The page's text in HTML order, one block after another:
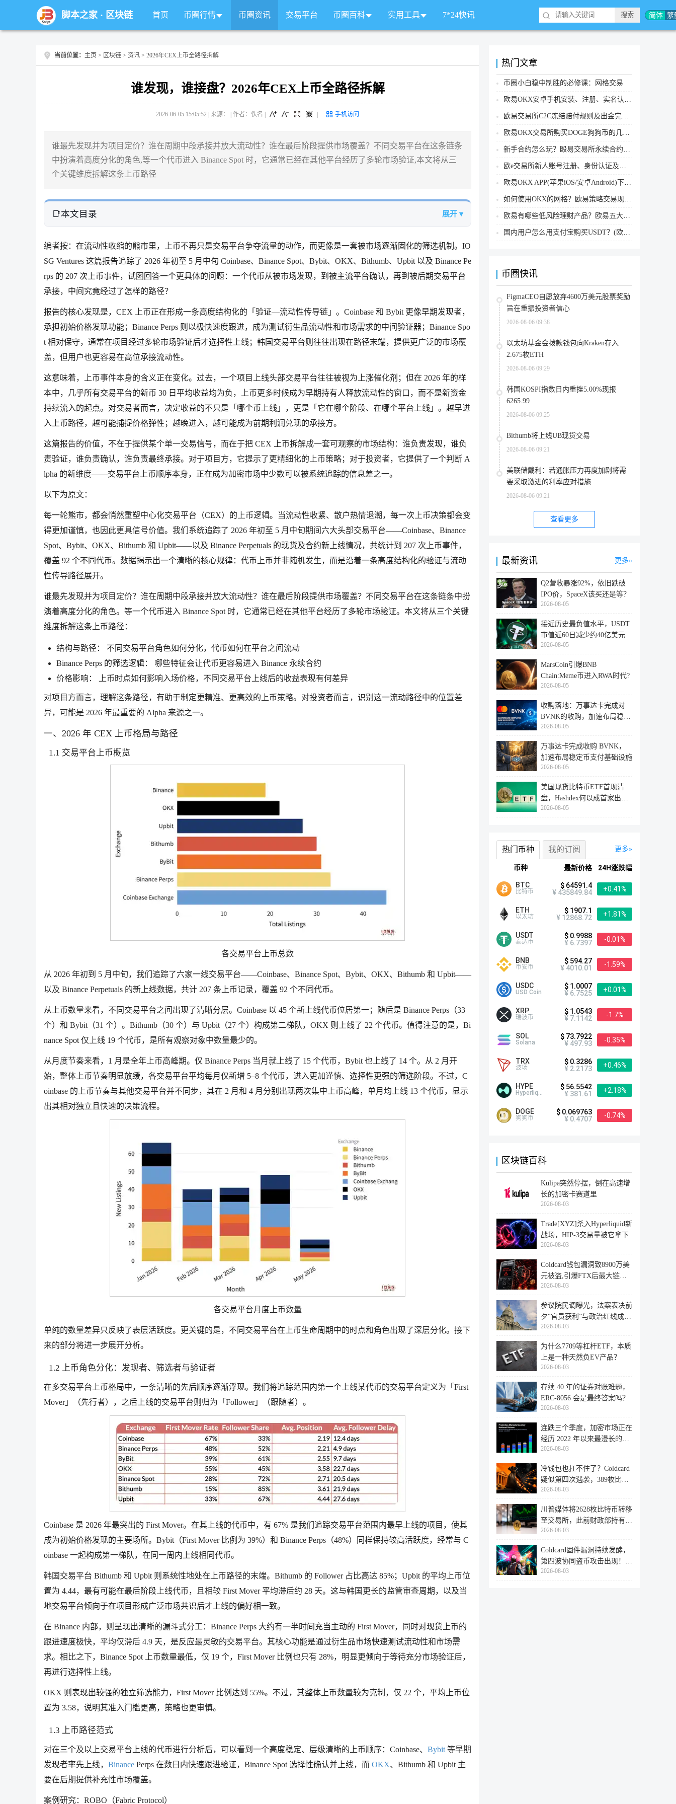
简体 繁
脚本之家· 区块链 首页 币圈行情 币圈资讯 交易平台 币圈百科 实用工具 7*24快讯
当前位置： 主页 > 区块链 > 资讯 > 2026年CEX上币全路径拆解
谁发现，谁接盘？2026年CEX上币全路径拆解
2026-06-05 15:05:52 | 来源： | 作者：佚名 手机访问
谁最先发现并为项目定价？谁在周期中段承接并放大流动性？谁在最后阶段提供市场覆盖？不同交易平台在这条链条
中扮演着高度分化的角色,等一个代币进入 Binance Spot 时，它通常已经在其他平台经历了多轮市场验证,本文将从三
个关键维度拆解这条上币路径
本文目录 展开 ▾
编者按：在流动性收缩的熊市里，上币不再只是交易平台争夺流量的动作，而更像是一套被市场逐渐固化的筛选机制。IO
SG Ventures 这篇报告追踪了 2026 年初至 5 月中旬 Coinbase、Binance Spot、Bybit、OKX、Bithumb、Upbit 以及 Binance Pe
rps 的 207 次上币事件，试图回答一个更具体的问题：一个代币从被市场发现，到被主流平台确认，再到被后期交易平台
承接，中间究竟经过了怎样的路径？
报告的核心发现是，CEX 上币正在形成一条高度结构化的「验证—流动性传导链」。Coinbase 和 Bybit 更像早期发现者，
承担初始价格发现功能；Binance Perps 则以极快速度跟进，成为测试衍生品流动性和市场需求的中间验证器；Binance Spo
t 相对保守，通常在项目经过多轮市场验证后才选择性上线；韩国交易平台则往往出现在路径末端，提供更广泛的市场覆
盖，但用户也更容易在高位承接流动性。
这意味着，上币事件本身的含义正在变化。过去，一个项目上线头部交易平台往往被视为上涨催化剂；但在 2026 年的样
本中，几乎所有交易平台的新币 30 日平均收益均为负，上币更多时候成为早期持有人释放流动性的窗口，而不是新资金
持续流入的起点。对交易者而言，决定收益的不只是「哪个币上线」，更是「它在哪个阶段、在哪个平台上线」。越早进
入上币路径，越可能捕捉价格弹性；越晚进入，越可能成为前期利润兑现的承接方。
这篇报告的价值，不在于提供某个单一交易信号，而在于把 CEX 上币拆解成一套可观察的市场结构：谁负责发现，谁负
责验证，谁负责确认，谁负责最终承接。对于项目方，它提示了更精细化的上币策略；对于投资者，它提供了一个判断 A
lpha 的新维度——交易平台上币顺序本身，正在成为加密市场中少数可以被系统追踪的信息差之一。
以下为原文：
每一轮熊市，都会悄然重塑中心化交易平台（CEX）的上币逻辑。当流动性收紧、散户热情退潮，每一次上币决策都会变
得更加谨慎，也因此更具信号价值。我们系统追踪了 2026 年初至 5 月中旬期间六大头部交易平台——Coinbase、Binance
Spot、Bybit、OKX、Bithumb 和 Upbit——以及 Binance Perpetuals 的现货及合约新上线情况，共统计到 207 次上币事件，
覆盖 92 个不同代币。数据揭示出一个清晰的核心规律：代币上币并非随机发生，而是沿着一条高度结构化的验证与流动
性传导路径展开。
谁最先发现并为项目定价？谁在周期中段承接并放大流动性？谁在最后阶段提供市场覆盖？不同交易平台在这条链条中扮
演着高度分化的角色。等一个代币进入 Binance Spot 时，它通常已经在其他平台经历了多轮市场验证。本文将从三个关键
维度拆解这条上币路径：
结构与路径： 不同交易平台角色如何分化，代币如何在平台之间流动
Binance Perps 的筛选逻辑： 哪些特征会让代币更容易进入 Binance 永续合约
价格影响： 上币时点如何影响入场价格，不同交易平台上线后的收益表现有何差异
对项目方而言，理解这条路径，有助于制定更精准、更高效的上币策略。对投资者而言，识别这一流动路径中的位置差
异，可能是 2026 年最重要的 Alpha 来源之一。
一、2026 年 CEX 上币格局与路径
1.1 交易平台上币概览
各交易平台上币总数
从 2026 年初到 5 月中旬，我们追踪了六家一线交易平台——Coinbase、Binance Spot、Bybit、OKX、Bithumb 和 Upbit——
以及 Binance Perpetuals 的新上线数据，共计 207 条上币记录，覆盖 92 个不同代币。
从上币数量来看，不同交易平台之间出现了清晰分层。Coinbase 以 45 个新上线代币位居第一；随后是 Binance Perps（33
个）和 Bybit（31 个）。Bithumb（30 个）与 Upbit（27 个）构成第二梯队，OKX 则上线了 22 个代币。值得注意的是，Bi
nance Spot 仅上线 19 个代币，是所有观察对象中数量最少的。
从月度节奏来看，1 月是全年上币高峰期。仅 Binance Perps 当月就上线了 15 个代币，Bybit 也上线了 14 个。从 2 月开
始，整体上币节奏明显放缓，各交易平台平均每月仅新增 5–8 个代币，进入更加谨慎、选择性更强的筛选阶段。不过，C
oinbase 的上币节奏与其他交易平台并不同步，其在 2 月和 4 月分别出现两次集中上币高峰，单月均上线 13 个代币，显示
出其相对独立且快速的决策流程。
各交易平台月度上币数量
单纯的数量差异只反映了表层活跃度。更关键的是，不同交易平台在上币生命周期中的时点和角色出现了深层分化。接下
来的部分将进一步展开分析。
1.2 上币角色分化：发现者、筛选者与验证者
在多交易平台上币格局中，一条清晰的先后顺序逐渐浮现。我们将追踪范围内第一个上线某代币的交易平台定义为「First
Mover」（先行者），之后上线的交易平台则归为「Follower」（跟随者）。
Coinbase 是 2026 年最突出的 First Mover。在其上线的代币中，有 67% 是我们追踪交易平台范围内最早上线的项目，使其
成为初始价格发现的主要场所。Bybit（First Mover 比例为 39%）和 Binance Perps（48%）同样保持较高活跃度，经常与 C
oinbase 一起构成第一梯队，在同一周内上线相同代币。
韩国交易平台 Bithumb 和 Upbit 则系统性地处在上币路径的末端。Bithumb 的 Follower 占比高达 85%；Upbit 的平均上币位
置为 4.44，最有可能在最后阶段上线代币，且相较 First Mover 平均滞后约 28 天。这与韩国更长的监管审查周期，以及当
地交易平台倾向于在项目形成广泛市场共识后才上线的偏好相一致。
在 Binance 内部，则呈现出清晰的漏斗式分工：Binance Perps 大约有一半时间充当主动的 First Mover，同时对现货上币的
跟进速度极快，平均仅滞后 4.9 天，是反应最灵敏的交易平台。其核心功能是通过衍生品市场快速测试流动性和市场需
求。相比之下，Binance Spot 上币数量最低，仅 19 个，First Mover 比例也只有 28%，明显更倾向于等待充分市场验证后，
再进行选择性上线。
OKX 则表现出较强的独立筛选能力，First Mover 比例达到 55%。不过，其整体上币数量较为克制，仅 22 个，平均上币位
置为 3.58，说明其准入门槛更高，策略也更审慎。
1.3 上币路径范式
对在三个及以上交易平台上线的代币进行分析后，可以看到一个高度稳定、层级清晰的上币顺序：Coinbase、 Bybit 等早期
发现者率先上线， Binance Perps 在数日内快速跟进验证，Binance Spot 选择性确认并上线，而 OKX、Bithumb 和 Upbit 主
要在后期提供补充性市场覆盖。
案例研究：ROBO（Fabric Protocol）
热门文章
币圈小白稳中制胜的必修课：网格交易
欧易OKX安卓手机安装、注册、实名认证、买币转账新手实操教程
欧易交易所C2C冻结赔付规则及出金完整流程
欧易OKX交易所购买DOGE狗狗币的几个方式汇总
新手合约怎么玩？殴易交易所永续合约操作步骤教程(APP/Web端)
欧e交易所新人账号注册、身份认证及安全设置教程
欧易OKX APP(苹果iOS/安卓Android)下载图文教程
如何使用OKX的网格？欧易策略交易现货网格新手操作流程
欧易有哪些低风险理财产品？欧易五大低风险理财产品详细介绍
国内用户怎么用支付宝购买USDT？(欧易交易所为例)
币圈快讯
FigmaCEO自愿放弃4600万美元股票奖励
旨在重振投资者信心
2026-08-06 09:38
以太坊基金会拨款钱包向Kraken存入
2.675枚ETH
2026-08-06 09:29
韩国KOSPI指数日内重挫5.00%现报
6265.99
2026-08-06 09:25
Bithumb将上线UB现货交易
2026-08-06 09:21
美联储戴利：若通胀压力再度加剧将需
要采取激进的利率应对措施
2026-08-06 09:21
查看更多
最新资讯 更多
Q2营收暴涨92%，依旧跌破
IPO价，SpaceX该买还是等？
2026-08-05
接近历史最负值水平，USDT
市值近60日减少约40亿美元
2026-08-05
MarsCoin引爆BNB
Chain:Meme币进入RWA时代?
2026-08-05
收购落地：万事达卡完成对
BVNK的收购，加速布局稳定
币支付赛
2026-08-05
万事达卡完成收购 BVNK，
加速布局稳定币支付基础设施
2026-08-05
美国现货比特币ETF首现清
盘，Hashdex何以成首家出局
者？
2026-08-05
更多
热门币种 我的订阅
币种 最新价格 24H涨跌幅
BTC
比特币
$ 64591.4
¥ 435849.84
+0.41%
ETH
以太坊
$ 1907.1
¥ 12868.72
+1.81%
USDT
泰达币
$ 0.9988
¥ 6.7397
-0.01%
BNB
币安币
$ 594.27
¥ 4010.01
-1.59%
USDC
USD Coin
$ 1.0007
¥ 6.7525
+0.01%
XRP
瑞波币
$ 1.0543
¥ 7.1142
-1.7%
SOL
Solana
$ 73.7922
¥ 497.93
-0.35%
TRX
波场
$ 0.3286
¥ 2.2173
+0.46%
HYPE
Hyperliquid
$ 56.5542
¥ 381.61
+2.18%
DOGE
狗狗币
$ 0.069763
¥ 0.4707
-0.74%
区块链百科
Kulipa突然停摆，倒在高速增
长的加密卡赛道里
2026-08-03
Trade[XYZ]杀入Hyperliquid新
战场，HIP-3交易量被它拿下
2026-08-03
Coldcard钱包漏洞致8900万美
元被盗,引爆FTX后最大链上
迁移潮
2026-08-03
参议院民调曝光，法案表决前
夕“官员获利”与政治红线成最
大
2026-08-03
为什么7709等杠杆ETF，本质
上是一种天然负EV产品？
2026-08-03
存续 40 年的证券对账难题，
ERC-8056 会是最终答案吗？
2026-08-03
连跌三个季度，加密市场正在
经历 2022 年以来最漫长的退
潮
2026-08-03
冷钱包也扛不住了？Coldcard
疑似第四次遇袭，389枚比特
币失
2026-08-03
川普媒体将2628枚比特币转移
至交易所，此前财政部持有的
比特
2026-08-03
Coldcard固件漏洞持续发酵，
第四波协同盗币攻击出现！
462个
2026-08-03